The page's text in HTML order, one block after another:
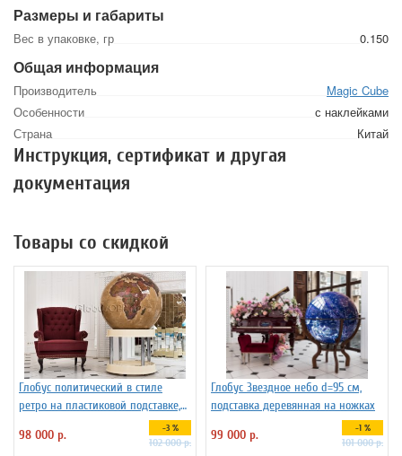
Размеры и габариты
Вес в упаковке, гр 0.150
Общая информация
Производитель
Magic Cube
Особенности
с наклейками
Страна
Китай
Инструкция, сертификат и другая
документация
Товары со скидкой
Глобус политический в стиле
ретро на пластиковой подставке,
98 000 р. -3 %
102 000 р.
Глобус Звездное небо d=95 см,
подставка деревянная на ножках
99 000 р.
-1 %
101 000 р.